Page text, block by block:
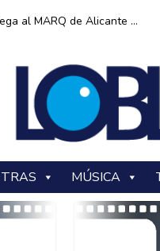
al MARQ de Alicante ...
MÚSICA